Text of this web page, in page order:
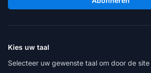
Kies uw taal
Selecteer uw gewenste taal om door de